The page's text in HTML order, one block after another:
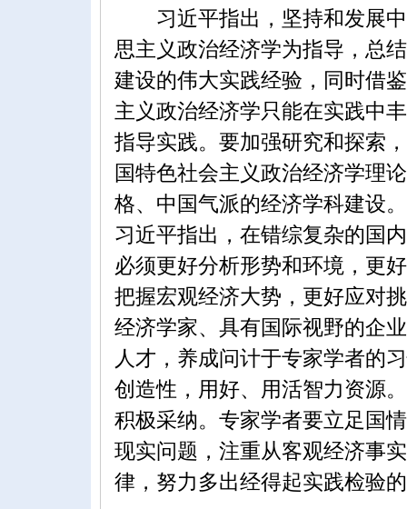
习近平指出，坚持和发展中
思主义政治经济学为指导，总
建设的伟大实践经验，同时借
主义政治经济学只能在实践中
指导实践。要加强研究和探索
国特色社会主义政治经济学理
格、中国气派的经济学科建设。
习近平指出，在错综复杂的国
必须更好分析形势和环境，更
把握宏观经济大势，更好应对
经济学家、具有国际视野的企
人才，养成问计于专家学者的
创造性，用好、用活智力资源
积极采纳。专家学者要立足国
现实问题，注重从客观经济事
律，努力多出经得起实践检验